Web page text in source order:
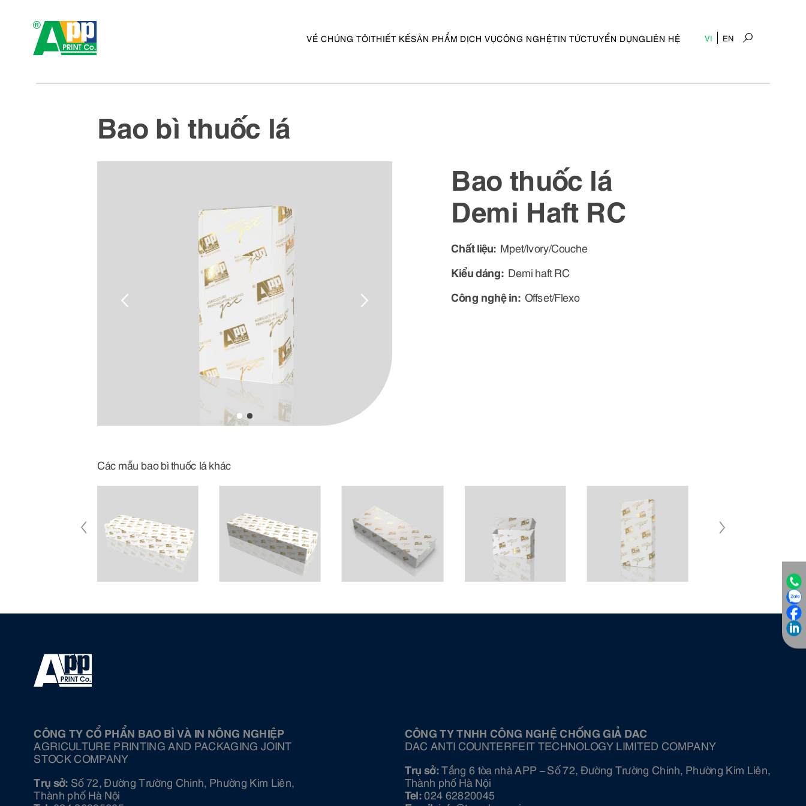
VỀ CHÚNG TÔITHIẾT KẾSẢN PHẨM DỊCH VỤCÔNG NGHỆTIN TỨCTUYỂN DỤNGLIÊN HỆ VI EN
Bao bì thuốc lá
Bao thuốc lá
Demi Haft RC
Chất liệu: Mpet/Ivory/Couche
Kiểu dáng: Demi haft RC
Công nghệ in: Offset/Flexo
Các mẫu bao bì thuốc lá khác
CÔNG TY CỔ PHẨN BAO BÌ VÀ IN NÔNG NGHIỆP
AGRICULTURE PRINTING AND PACKAGING JOINT
STOCK COMPANY
Trụ sở: Số 72, Đường Trường Chinh, Phường Kim Liên,
Thành phố Hà Nội
CÔNG TY TNHH CÔNG NGHỆ CHỐNG GIẢ DAC
DAC ANTI COUNTERFEIT TECHNOLOGY LIMITED COMPANY
Trụ sở:Tầng 6 tòa nhà APP – Số 72, Đường Trường Chinh, Phường Kim Liên,
Thành phố Hà Nội
Tel:024 62820045